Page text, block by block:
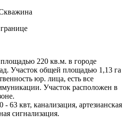
площадью 220 кв.м. в городе
Участок общей площадью 1,13 га
юр. лица, есть все
Участок расположен в
- 63 квт, канaлизация, артeзиaнскaя
сигнализация.